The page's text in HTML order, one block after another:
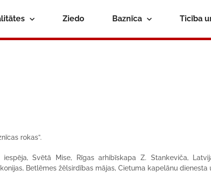
Ziedo Baznīca Ticība
rokas”.
Svētā Mise, Rīgas arhibīskapa Z. Stankeviča,
Betlēmes žēlsirdības mājas, Cietuma kapelānu dienesta